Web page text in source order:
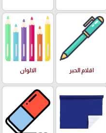
اقلام الحبر الالوان